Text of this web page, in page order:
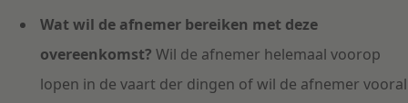
Wat wil de afnemer bereiken met deze
overeenkomst? Wil de afnemer helemaal voorop
lopen in de vaart der dingen of wil de afnemer vooral